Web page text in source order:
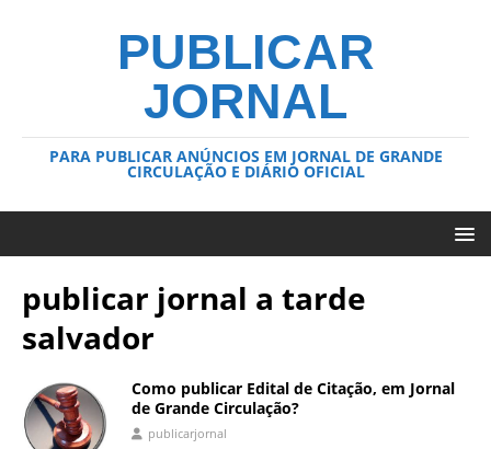
PUBLICAR
JORNAL
PARA PUBLICAR ANÚNCIOS EM JORNAL DE GRANDE
CIRCULAÇÃO E DIÁRIO OFICIAL
publicar jornal a tarde
salvador
Como publicar Edital de Citação, em Jornal
de Grande Circulação?
publicarjornal